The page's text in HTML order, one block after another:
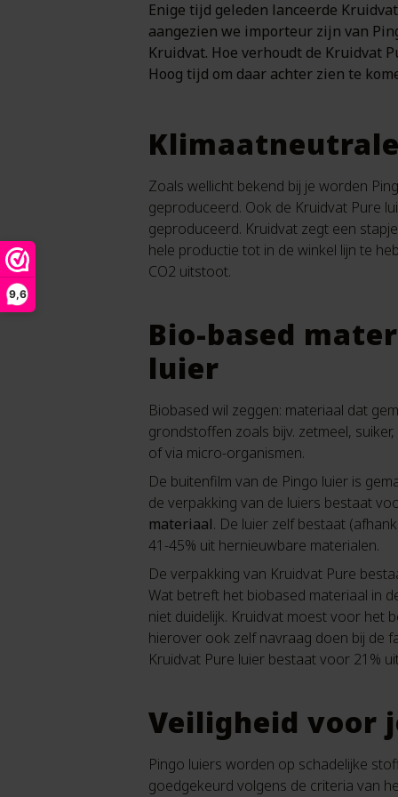
9,6
Enige tijd geleden lanceerde
aangezien we importeur zijn van
Kruidvat. Hoe verhoudt de Kruidvat
Hoog tijd om daar achter zien te
Zoals wellicht bekend bij je worden
geproduceerd. Ook de Kruidvat Pure
geproduceerd. Kruidvat zegt een
hele productie tot in de winkel lijn te
CO2 uitstoot.
Bio-based
luier
Biobased wil zeggen: materiaal dat
grondstoffen zoals bijv. zetmeel,
of via micro-organismen.
De buitenfilm van de Pingo luier is
de verpakking van de luiers bestaat
materiaal. De luier zelf bestaat
41-45% uit hernieuwbare materialen.
De verpakking van Kruidvat Pure
Wat betreft het biobased materiaal in
niet duidelijk. Kruidvat moest voor het
hierover ook zelf navraag doen bij de
Kruidvat Pure luier bestaat voor 21%
Veiligheid voor
Pingo luiers worden op schadelijke
goedgekeurd volgens de criteria van